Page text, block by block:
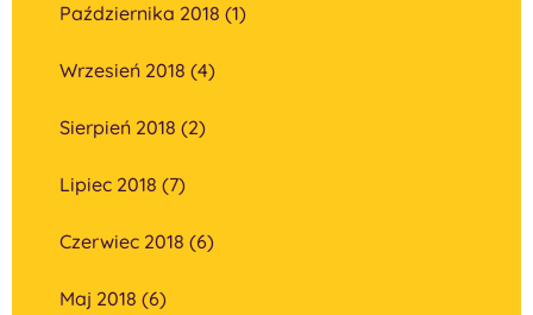
Października 2018 (1)
Wrzesień 2018 (4)
Sierpień 2018 (2)
Lipiec 2018 (7)
Czerwiec 2018 (6)
Maj 2018 (6)